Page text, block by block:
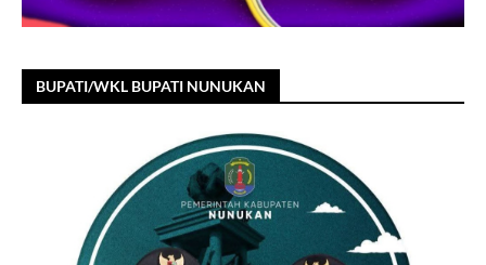
BUPATI/WKL BUPATI NUNUKAN